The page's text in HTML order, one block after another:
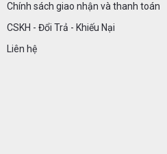
Chính sách giao nhận và thanh toán
CSKH - Đổi Trả - Khiếu Nại
Liên hệ